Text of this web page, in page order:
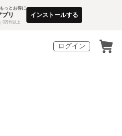
っとお得に
リ
3万件以上
インストールする
ログイン